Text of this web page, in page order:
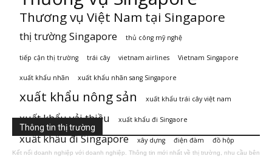
Thương vụ Việt Nam tại Singapore
thị trường Singapore thủ công mỹ nghệ
tiếp cận thị trường trái cây vietnam airlines Vietnam Singapore
xuất khẩu nhãn xuất khẩu nhãn sang Singapore
xuất khẩu nông sản xuất khẩu trái cây việt nam
xuất khẩu vải thiều xuất khẩu đi Singaore
xuất khẩu đi Singapore xây dựng điện đàm đồ hộp
Thông tin thị trường
Kết nối doanh nghiệp với doanh nghiệp. Thông tin mới nhất về thị trường, nhu cầu bên